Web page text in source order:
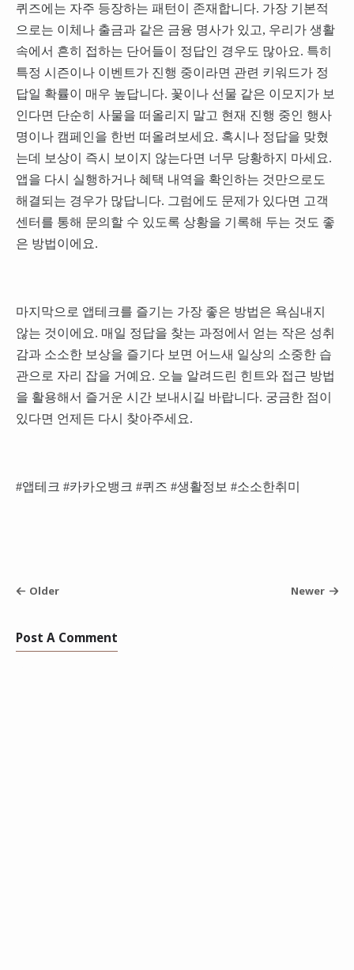
퀴즈에는 자주 등장하는 패턴이 존재합니다. 가장 기본적
으로는 이체나 출금과 같은 금융 명사가 있고, 우리가 생활
속에서 흔히 접하는 단어들이 정답인 경우도 많아요. 특히
특정 시즌이나 이벤트가 진행 중이라면 관련 키워드가 정
답일 확률이 매우 높답니다. 꽃이나 선물 같은 이모지가 보
인다면 단순히 사물을 떠올리지 말고 현재 진행 중인 행사
명이나 캠페인을 한번 떠올려보세요. 혹시나 정답을 맞혔
는데 보상이 즉시 보이지 않는다면 너무 당황하지 마세요.
앱을 다시 실행하거나 혜택 내역을 확인하는 것만으로도
해결되는 경우가 많답니다. 그럼에도 문제가 있다면 고객
센터를 통해 문의할 수 있도록 상황을 기록해 두는 것도 좋
은 방법이에요.
마지막으로 앱테크를 즐기는 가장 좋은 방법은 욕심내지
않는 것이에요. 매일 정답을 찾는 과정에서 얻는 작은 성취
감과 소소한 보상을 즐기다 보면 어느새 일상의 소중한 습
관으로 자리 잡을 거예요. 오늘 알려드린 힌트와 접근 방법
을 활용해서 즐거운 시간 보내시길 바랍니다. 궁금한 점이
있다면 언제든 다시 찾아주세요.
#앱테크 #카카오뱅크 #퀴즈 #생활정보 #소소한취미
Older Newer
Post A Comment